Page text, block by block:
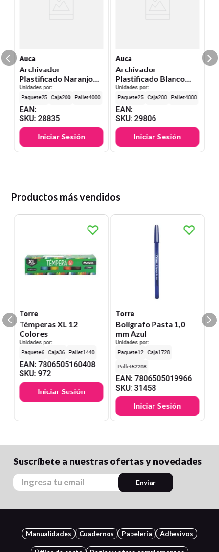
Auca
Archivador
Plastificado Naranjo
C/Gusano Auca
Unidades por:
25
200 4000
EAN:
SKU:28835
Iniciar Sesión
Auca
Archivador
Plastificado Blanco
C/Gusano Auca
Unidades por:
25
200 4000
EAN:
SKU:29806
Iniciar Sesión
Productos más vendidos
Torre
Témperas XL 12
Colores
Unidades por:
6
36 1440
EAN:7806505160408
SKU:972
Iniciar Sesión
Torre
Bolígrafo Pasta 1,0
mm Azul
Unidades por:
12
1728
62208
EAN:7806505019966
SKU:31458
Iniciar Sesión
Suscríbete a nuestras ofertas y novedades
Enviar
Manualidades Cuadernos Papelería Adhesivos